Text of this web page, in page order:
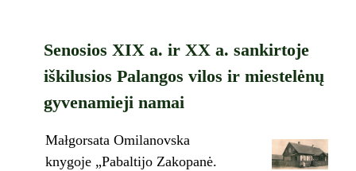
Senosios XIX a. ir XX a. sankirtoje
iškilusios Palangos vilos ir miestelėnų
gyvenamieji namai
Małgorsata Omilanovska
knygoje „Pabaltijo Zakopanė.